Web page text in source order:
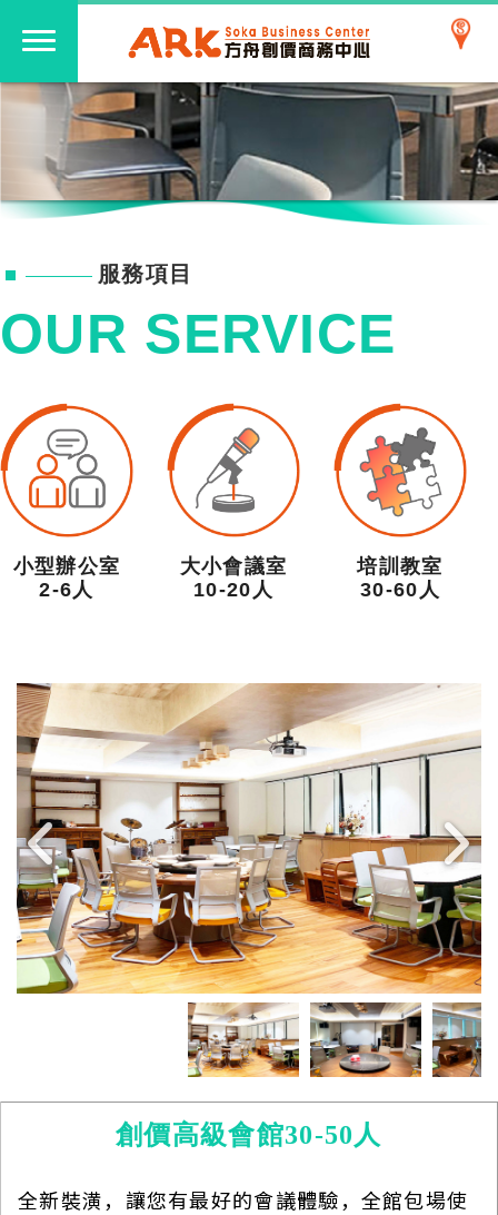
服務項目
OUR SERVICE
小型辦公室
2-6人
大小會議室
10-20人
培訓教室
30-60人
創價高級會館30-50人
全新裝潢，讓您有最好的會議體驗，全館包場使